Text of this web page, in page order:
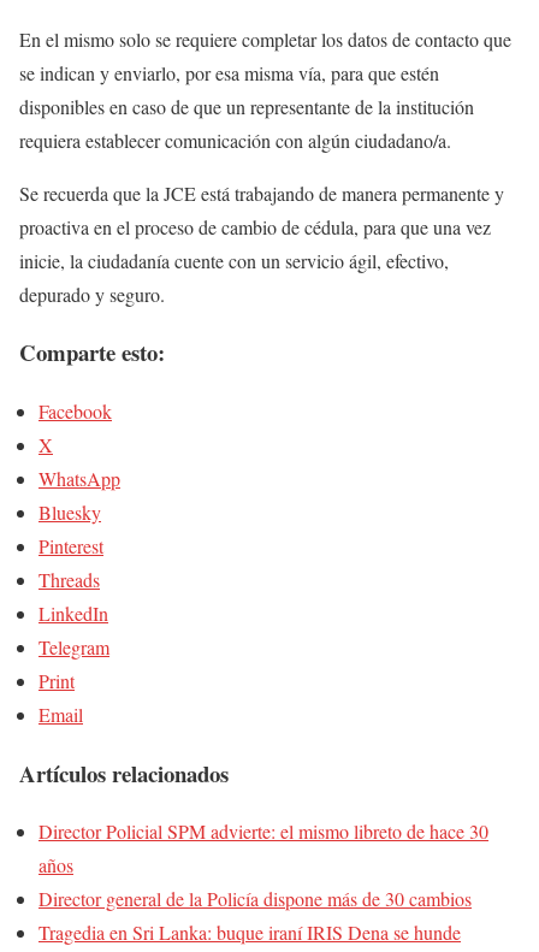
En el mismo solo se requiere completar los datos de contacto que
se indican y enviarlo, por esa misma vía, para que estén
disponibles en caso de que un representante de la institución
requiera establecer comunicación con algún ciudadano/a.
Se recuerda que la JCE está trabajando de manera permanente y
proactiva en el proceso de cambio de cédula, para que una vez
inicie, la ciudadanía cuente con un servicio ágil, efectivo,
depurado y seguro.
Comparte esto:
Facebook
X
WhatsApp
Bluesky
Pinterest
Threads
LinkedIn
Telegram
Print
Email
Artículos relacionados
Director Policial SPM advierte: el mismo libreto de hace 30
años
Director general de la Policía dispone más de 30 cambios
Tragedia en Sri Lanka: buque iraní IRIS Dena se hunde